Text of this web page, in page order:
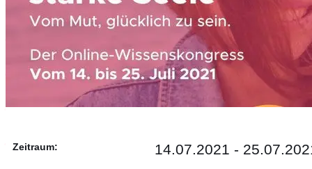
Zeitraum: 14.07.2021 -